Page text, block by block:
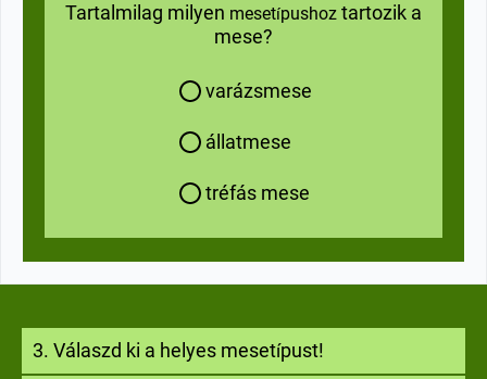
Tartalmilag milyen mesetípushoz tartozik a
mese?
varázsmese
állatmese
tréfás mese
3. Válaszd ki a helyes mesetípust!